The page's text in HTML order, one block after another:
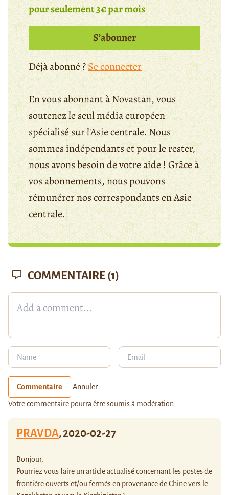
pour seulement 3€ par mois
S’abonner
Déjà abonné ?Se connecter
En vous abonnant à Novastan, vous
soutenez le seul média européen
spécialisé sur l'Asie centrale. Nous
sommes indépendants et pour le rester,
nous avons besoin de votre aide ! Grâce à
vos abonnements, nous pouvons
rémunérer nos correspondants en Asie
centrale.
COMMENTAIRE (1)
Commentaire Annuler
Votre commentaire pourra être soumis à modération.
PRAVDA,2020-02-27
Bonjour,
Pourriez vous faire un article actualisé concernant les postes de
frontière ouverts et/ou fermés en provenance de Chine vers le